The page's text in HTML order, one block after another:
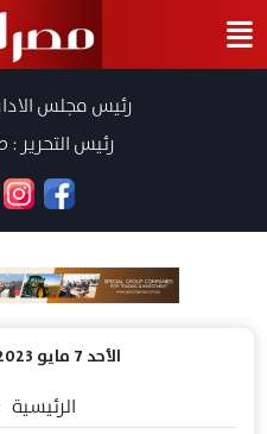
رئيس مجلس
رئيس التحرير
الأحد 7 مايو 2023 | 03:32 م
الرئيسية